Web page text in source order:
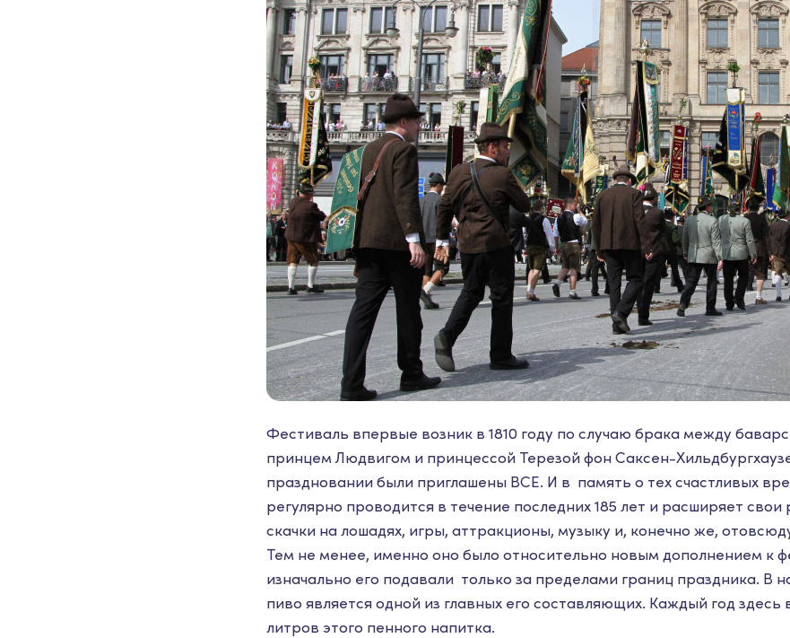
Фестиваль впервые возник в 1810 году по случаю брака между
принцем Людвигом и принцессой Терезой фон Саксен-
праздновании были приглашены ВСЕ. И в память о тех счастливых
регулярно проводится в течение последних 185 лет и расширяет
скачки на лошадях, игры, аттракционы, музыку и, конечно же,
Тем не менее, именно оно было относительно новым дополнением к
изначально его подавали только за пределами границ праздника. В
пиво является одной из главных его составляющих. Каждый год
литров этого пенного напитка.